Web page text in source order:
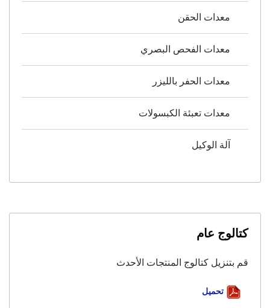
معدات الحقن
معدات الفحص البصري
معدات الحفر بالليزر
معدات تعبئة الكبسولات
آلة الوكيل
كتالوج عام
قم بتنزيل كتالوج المنتجات الأحدث
تحميل